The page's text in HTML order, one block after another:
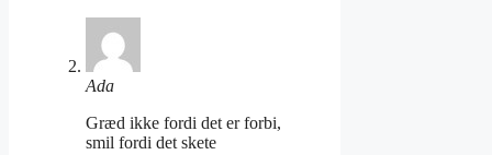
Ada
Græd ikke fordi det er forbi,
smil fordi det skete